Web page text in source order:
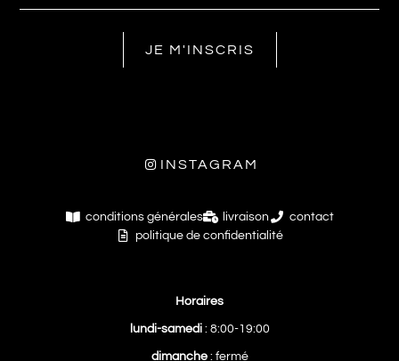
JE M'INSCRIS
INSTAGRAM
conditions générales livraison
contact
politique de confidentialité
Horaires
lundi-samedi: 8:00-19:00
dimanche: fermé